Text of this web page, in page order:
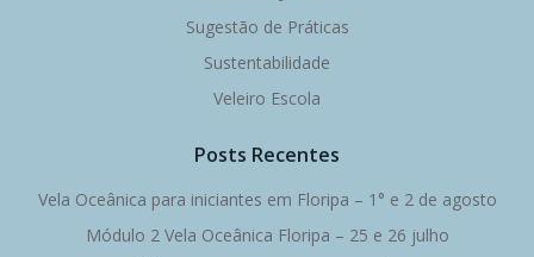
Sugestão de Práticas
Sustentabilidade
Veleiro Escola
Posts Recentes
Vela Oceânica para iniciantes em Floripa – 1° e 2 de agosto
Módulo 2 Vela Oceânica Floripa – 25 e 26 julho